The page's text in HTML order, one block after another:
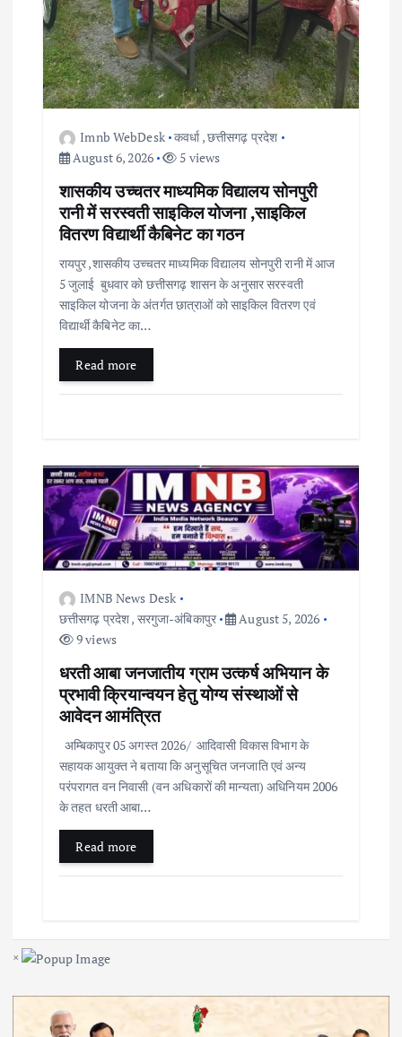
Imnb WebDesk कवर्धा,छत्तीसगढ़ प्रदेश
August 6, 2026
5 views
शासकीय उच्चतर माध्यमिक विद्यालय सोनपुरी
रानी में सरस्वती साइकिल योजना ,साइकिल
वितरण विद्यार्थी कैबिनेट का गठन
रायपुर ,शासकीय उच्चतर माध्यमिक विद्यालय सोनपुरी रानी में आज
5 जुलाई बुधवार को छत्तीसगढ़ शासन के अनुसार सरस्वती
साइकिल योजना के अंतर्गत छात्राओं को साइकिल वितरण एवं
विद्यार्थी कैबिनेट का…
Read more
IMNB News Desk
छत्तीसगढ़ प्रदेश, सरगुजा-अंबिकापुर
August 5, 2026
9 views
धरती आबा जनजातीय ग्राम उत्कर्ष अभियान के
प्रभावी क्रियान्वयन हेतु योग्य संस्थाओं से
आवेदन आमंत्रित
अम्बिकापुर 05 अगस्त 2026/ आदिवासी विकास विभाग के
सहायक आयुक्त ने बताया कि अनुसूचित जनजाति एवं अन्य
परंपरागत वन निवासी (वन अधिकारों की मान्यता) अधिनियम 2006
के तहत धरती आबा…
Read more
×